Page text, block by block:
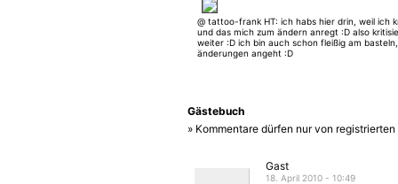
@ tattoo-frank HT: ich habs hier drin, weil ich
und das mich zum ändern anregt :D also
weiter :D ich bin auch schon fleißig am
änderungen angeht :D
Gästebuch
» Kommentare dürfen nur von
Gast
18. April 2010 - 10:49